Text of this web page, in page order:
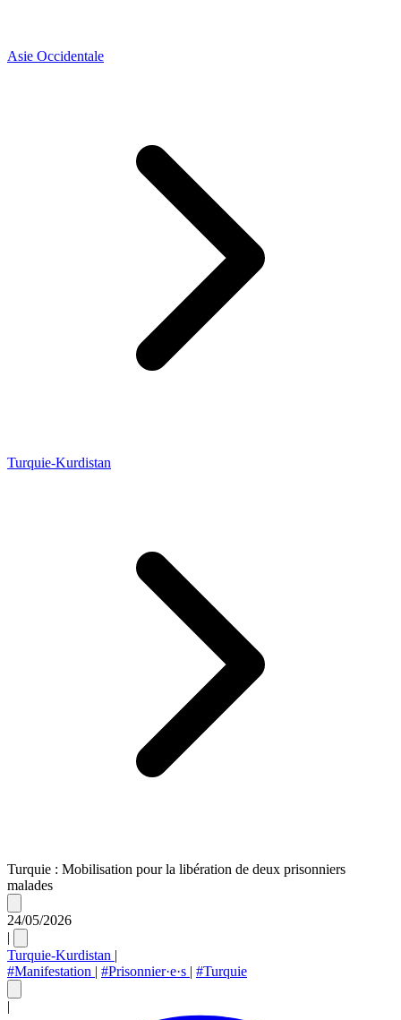
Asie Occidentale
Turquie-Kurdistan
Turquie : Mobilisation pour la libération de deux prisonniers
malades
24/05/2026
|
Turquie-Kurdistan |
#Manifestation | #Prisonnier·e·s | #Turquie
|